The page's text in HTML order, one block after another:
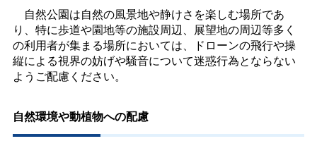
自然公園は自然の風景地や静けさを楽しむ場所であ
り、特に歩道や園地等の施設周辺、展望地の周辺等多く
の利用者が集まる場所においては、ドローンの飛行や操
縦による視界の妨げや騒音について迷惑行為とならない
ようご配慮ください。
自然環境や動植物への配慮